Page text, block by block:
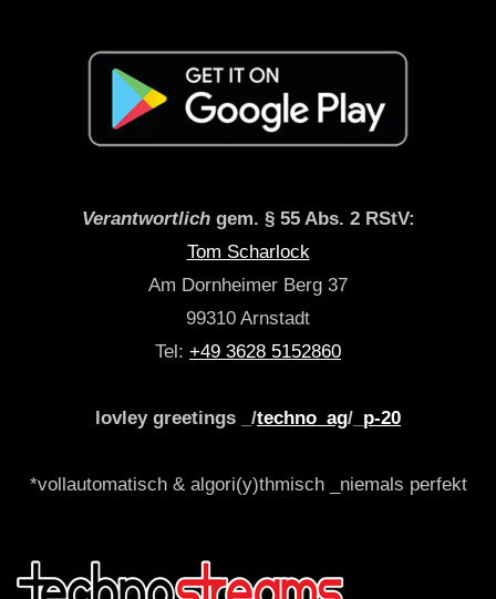
Verantwortlichgem. § 55 Abs. 2 RStV:
Tom Scharlock
Am Dornheimer Berg 37
99310 Arnstadt
Tel: +49 3628 5152860
lovley greetings _/techno_ag/_ p-20
*vollautomatisch & algori(y)thmisch _niemals perfekt